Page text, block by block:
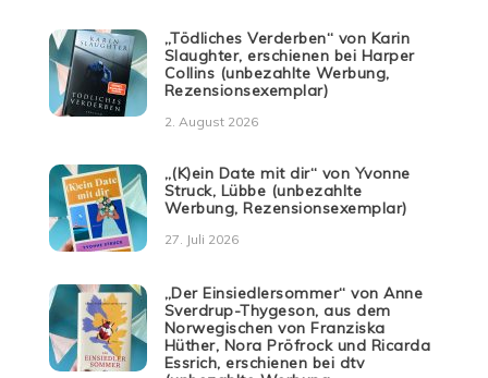
„Tödliches Verderben“ von Karin
Slaughter, erschienen bei Harper
Collins (unbezahlte Werbung,
Rezensionsexemplar)
2. August 2026
„(K)ein Date mit dir“ von Yvonne
Struck, Lübbe (unbezahlte
Werbung, Rezensionsexemplar)
27. Juli 2026
„Der Einsiedlersommer“ von Anne
Sverdrup-Thygeson, aus dem
Norwegischen von Franziska
Hüther, Nora Pröfrock und Ricarda
Essrich, erschienen bei dtv